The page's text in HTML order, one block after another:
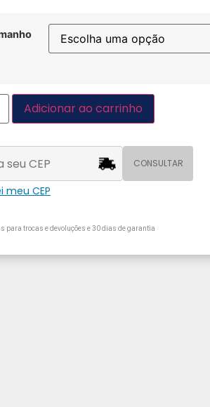
Adicionar ao carrinho
CONSULTAR
meu CEP
para trocas e devoluções e 30 dias de garantia